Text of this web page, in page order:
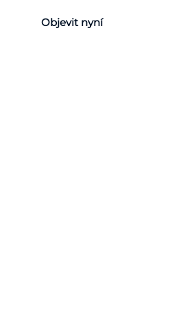
Objevit nyní